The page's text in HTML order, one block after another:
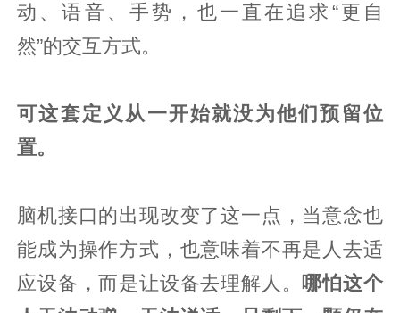
动、语音、手势，也一直在追求“更自
然”的交互方式。
可这套定义从一开始就没为他们预留位
置。
脑机接口的出现改变了这一点，当意念也
能成为操作方式，也意味着不再是人去适
应设备，而是让设备去理解人。哪怕这个